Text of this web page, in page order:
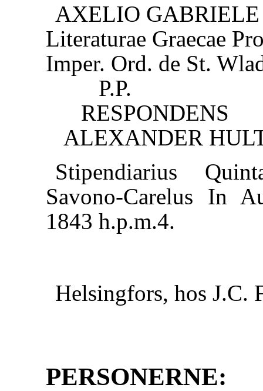
AXELIO GABRIELE
Literaturae Graecae
Imper. Ord. de St.
P.P.
RESPONDENS
ALEXANDER
Stipendiarius
Savono-Carelus In
1843 h.p.m.4.
Helsingfors, hos J.C.
PERSONERNE: